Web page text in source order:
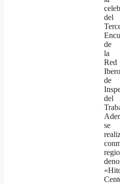
del
de
la
Red
de
del
se